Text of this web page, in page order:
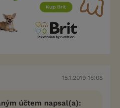
15.1.2019 18:08
účtem napsal(a):